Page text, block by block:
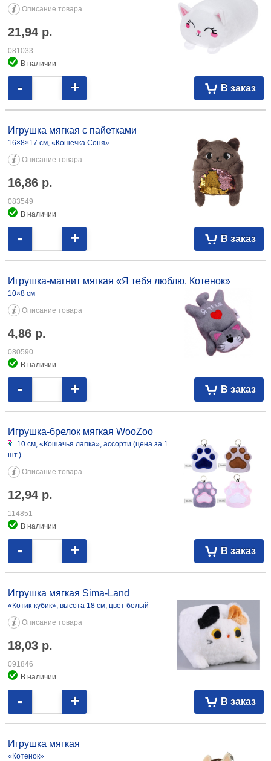
Описание товара
21,94 р.
081033
В наличии
В заказ
- +
Игрушка мягкая с пайетками
16×8×17 см, «Кошечка Соня»
Описание товара
16,86 р.
083549
В наличии
В заказ
- +
Игрушка-магнит мягкая «Я тебя люблю. Котенок»
10×8 см
Описание товара
4,86 р.
080590
В наличии
В заказ
- +
Игрушка-брелок мягкая WooZoo
10 см, «Кошачья лапка», ассорти (цена за 1
шт.)
Описание товара
12,94 р.
114851
В наличии
В заказ
- +
Игрушка мягкая Sima-Land
«Котик-кубик», высота 18 см, цвет белый
Описание товара
18,03 р.
091846
В наличии
В заказ
- +
Игрушка мягкая
«Котенок»